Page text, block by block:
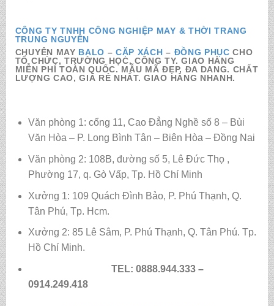
CÔNG TY TNHH CÔNG NGHIỆP MAY & THỜI TRANG
TRUNG NGUYÊN
CHUYÊN MAY BALO –CẶP XÁCH – ĐỒNG PHỤC CHO
TỔ CHỨC, TRƯỜNG HỌC, CÔNG TY. GIAO HÀNG
MIỄN PHÍ TOÀN QUỐC. MẪU MÃ ĐẸP, ĐA DANG. CHẤT
LƯỢNG CAO, GIÁ RẺ NHẤT. GIAO HÀNG NHANH.
Văn phòng 1: cổng 11, Cao Đẳng Nghề số 8 – Bùi
Văn Hòa – P. Long Bình Tân – Biên Hòa – Đồng Nai
Văn phòng 2: 108B, đường số 5, Lê Đức Thọ ,
Phường 17, q. Gò Vấp, Tp. Hồ Chí Minh
Xưởng 1: 109 Quách Đình Bảo, P. Phú Thạnh, Q.
Tân Phú, Tp. Hcm.
Xưởng 2: 85 Lê Sâm, P. Phú Thạnh, Q. Tân Phú. Tp.
Hồ Chí Minh.
TEL: 0888.944.333 –
0914.249.418